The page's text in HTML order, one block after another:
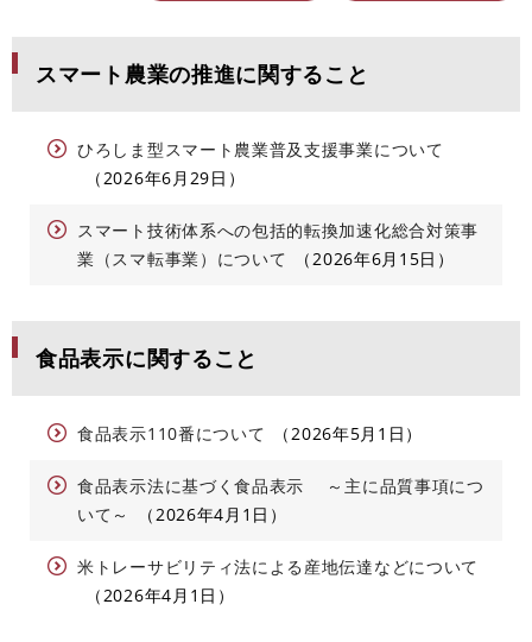
スマート農業の推進に関すること
ひろしま型スマート農業普及支援事業について
2026年6月29日
スマート技術体系への包括的転換加速化総合対策事
業（スマ転事業）について
2026年6月15日
食品表示に関すること
食品表示110番について 2026年5月1日
食品表示法に基づく食品表示 ～主に品質事項につ
いて～
2026年4月1日
米トレーサビリティ法による産地伝達などについて
2026年4月1日